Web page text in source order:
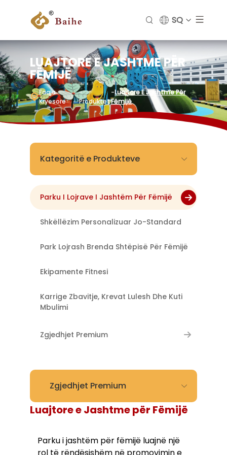
SQ
LUAJTORE E JASHTME PËR
FËMIJË
Faqja
Kryesore
-
Produktet
-Luajtore E Jashtme Për
Fëmijë
Kategoritë e Produkteve
Parku I Lojrave I Jashtëm Për Fëmijë
Shkëllëzim Personalizuar Jo-Standard
Park Lojrash Brenda Shtëpisë Për Fëmijë
Ekipamente Fitnesi
Karrige Zbavitje, Krevat Lulesh Dhe Kuti
Mbulimi
Zgjedhjet Premium
Zgjedhjet Premium
Luajtore e Jashtme për Fëmijë
Parku i jashtëm për fëmijë luajnë një